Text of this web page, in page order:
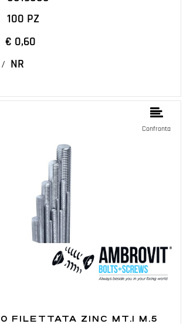
100 PZ
€ 0,60
NR
Confronta
FILETTATA ZINC MT.1 M.5